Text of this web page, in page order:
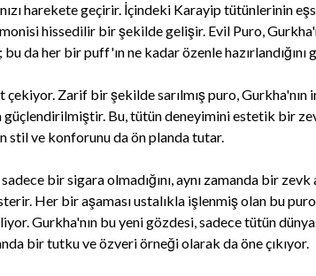
harekete geçirir. İçindeki Karayip tütünlerinin
hissedilir bir şekilde gelişir. Evil Puro,
da her bir puff'ın ne kadar özenle hazırlandığını
çekiyor. Zarif bir şekilde sarılmış puro, Gurkha'nın
güçlendirilmiştir. Bu, tütün deneyimini estetik bir
stil ve konforunu da ön planda tutar.
bir sigara olmadığını, aynı zamanda bir zevk
Her bir aşaması ustalıkla işlenmiş olan bu
Gurkha'nın bu yeni gözdesi, sadece tütün
bir tutku ve özveri örneği olarak da öne çıkıyor.